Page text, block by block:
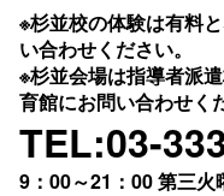
※杉並校の体験は有料
い合わせください。
※杉並会場は指導者派
育館にお問い合わせく
TEL:03-
9：00～21：00 第三火